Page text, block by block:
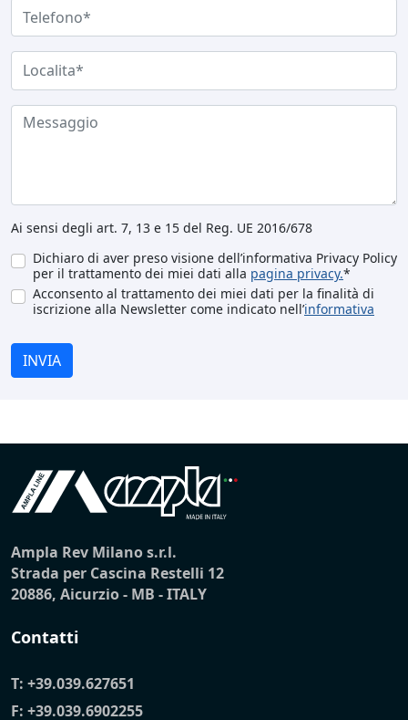
Ai sensi degli art. 7, 13 e 15 del Reg. UE 2016/678
Dichiaro di aver preso visione dell’informativa Privacy Policy
per il trattamento dei miei dati alla pagina privacy.*
Acconsento al trattamento dei miei dati per la finalità di
iscrizione alla Newsletter come indicato nell’informativa
INVIA
Ampla Rev Milano s.r.l.
Strada per Cascina Restelli 12
20886, Aicurzio - MB - ITALY
Contatti
T: +39.039.627651
F: +39.039.6902255